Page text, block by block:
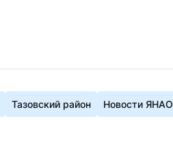
Тазовский район Новости ЯНАО